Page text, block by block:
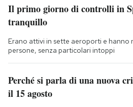
Il primo giorno di controlli in
tranquillo
Erano attivi in sette aeroporti e
persone, senza particolari intoppi
Perché si parla di una nuova
il 15 agosto